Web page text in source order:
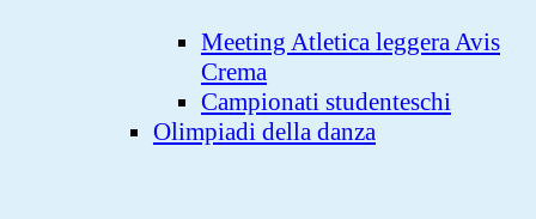
Meeting Atletica leggera Avis
Crema
Campionati studenteschi
Olimpiadi della danza